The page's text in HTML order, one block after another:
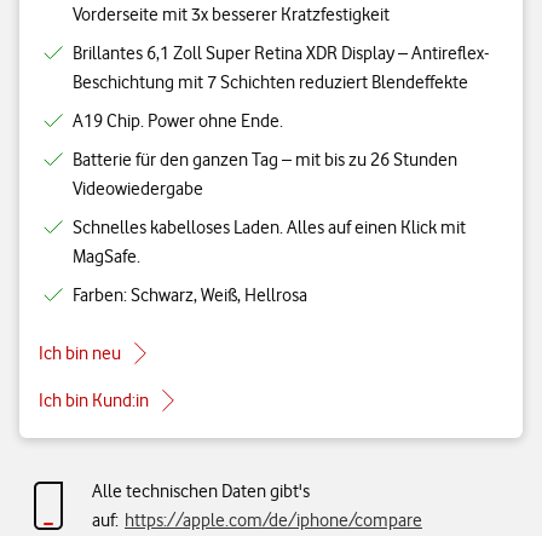
Vorderseite mit 3x besserer Kratzfestigkeit
Brillantes 6,1 Zoll Super Retina XDR Display – Antireflex-
Beschichtung mit 7 Schichten reduziert Blendeffekte
A19 Chip. Power ohne Ende.
Batterie für den ganzen Tag – mit bis zu 26 Stunden
Videowiedergabe
Schnelles kabelloses Laden. Alles auf einen Klick mit
MagSafe.
Farben: Schwarz, Weiß, Hellrosa
Ich bin neu
Ich bin Kund:in
Alle technischen Daten gibt's
auf: https://apple.com/de/iphone/compare